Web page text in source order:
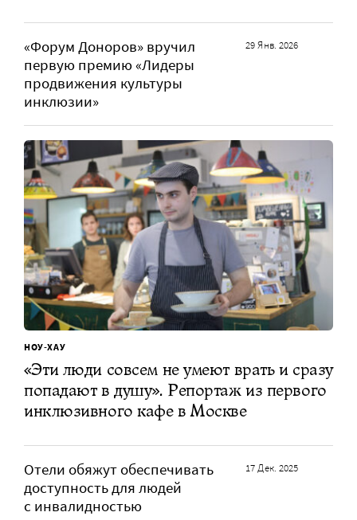
«Форум Доноров» вручил
первую премию «Лидеры
продвижения культуры
инклюзии»
29 Янв. 2026
НОУ-ХАУ
«Эти люди совсем не умеют врать и сразу
попадают в душу». Репортаж из первого
инклюзивного кафе в Москве
Отели обяжут обеспечивать
доступность для людей
с инвалидностью
17 Дек. 2025